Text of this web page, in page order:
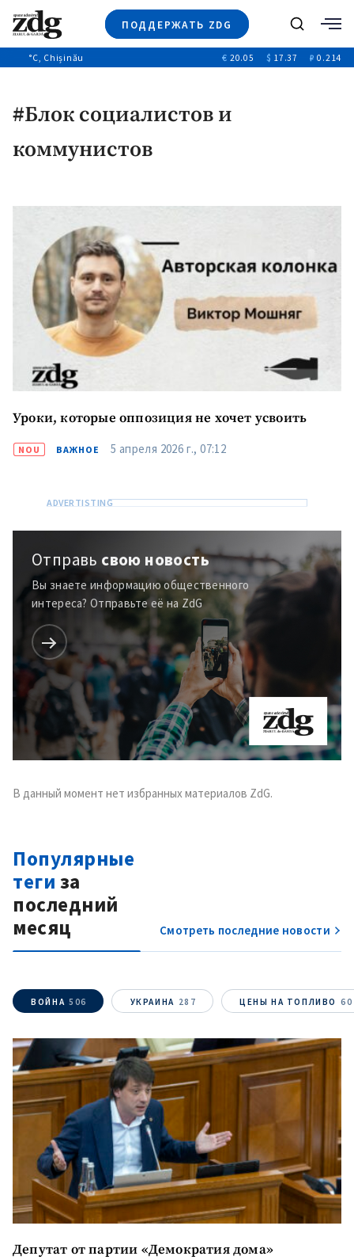
ПОДДЕРЖАТЬ ZDG
Новости
+75
Поиск
°C, Chișinău € 20.05 $ 17.37 ₽ 0.214
#Блок социалистов и
коммунистов
Уроки, которые оппозиция не хочет усвоить
NOU ВАЖНОЕ 5 апреля 2026 г., 07:12
Отправь свою новость
Вы знаете информацию общественного
интереса? Отправьте её на ZdG
В данный момент нет избранных материалов ZdG.
Популярные
теги за
последний
месяц
Смотреть последние новости
ВОЙНА 506 УКРАИНА 287 ЦЕНЫ НА ТОПЛИВО 60
Депутат от партии «Демократия дома»